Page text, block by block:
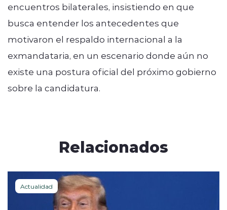
encuentros bilaterales, insistiendo en que
busca entender los antecedentes que
motivaron el respaldo internacional a la
exmandataria, en un escenario donde aún no
existe una postura oficial del próximo gobierno
sobre la candidatura.
Relacionados
Actualidad